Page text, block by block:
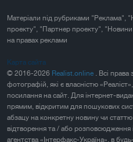
Матеріали під рубриками "Реклама",
проекту", "Партнер проекту",
на правах реклами
Карта сайта
© 2016-2026 Realist.online . Всі права
фотографій, які є власністю
посилання на сайт. Для інтернет-
прямим, відкритим для пошукових
абзацу на конкретну новину чи
відтворення та / або
агентства «Інтерфакс-Україна», в